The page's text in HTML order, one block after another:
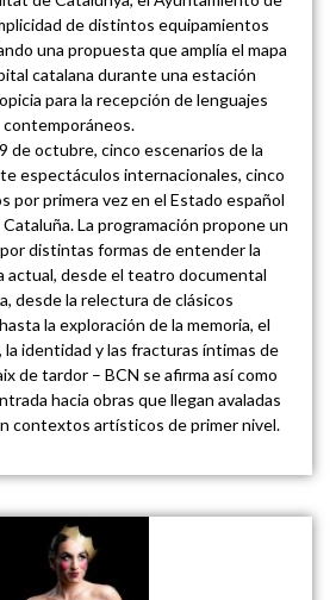
de distintos equipamientos
una propuesta que amplía el mapa
catalana durante una estación
para la recepción de lenguajes
contemporáneos.
de octubre, cinco escenarios de la
espectáculos internacionales, cinco
por primera vez en el Estado español
La programación propone un
distintas formas de entender la
actual, desde el teatro documental
desde la relectura de clásicos
la exploración de la memoria, el
la identidad y las fracturas íntimas de
de tardor – BCN se afirma así como
hacia obras que llegan avaladas
contextos artísticos de primer nivel.